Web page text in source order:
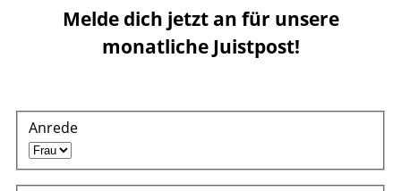
Melde dich jetzt an für unsere
monatliche Juistpost!
Anrede